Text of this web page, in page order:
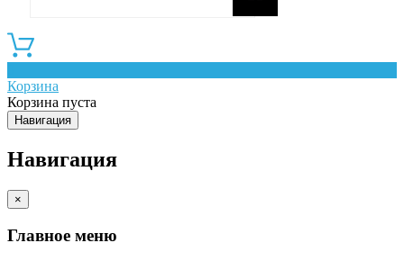
Корзина
Корзина пуста
Навигация
Навигация
×
Главное меню